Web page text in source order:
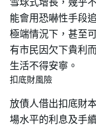
能會用恐嚇性手段
極端情況下，甚至
有市民因欠下貴利
生活不得安寧。
扣底財風險
放債人借出扣底財
場水平的利息及手